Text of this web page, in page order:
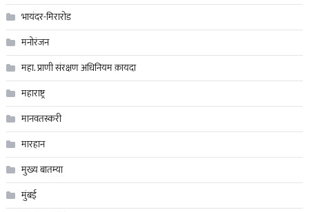
भायंदर-मिरारोड
मनोरंजन
महा. प्राणी संरक्षण अधिनियम क़ायदा
महाराष्ट्र
मानवतस्करी
मारहान
मुख्य बातम्या
मुंबई